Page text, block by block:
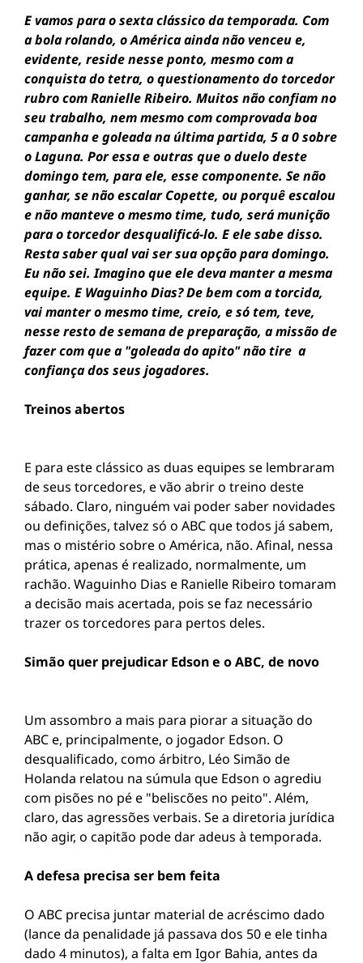
E vamos para o sexta clássico da temporada. Com
a bola rolando, o América ainda não venceu e,
evidente, reside nesse ponto, mesmo com a
conquista do tetra, o questionamento do torcedor
rubro com Ranielle Ribeiro. Muitos não confiam no
seu trabalho, nem mesmo com comprovada boa
campanha e goleada na última partida, 5 a 0 sobre
o Laguna. Por essa e outras que o duelo deste
domingo tem, para ele, esse componente. Se não
ganhar, se não escalar Copette, ou porquê escalou
e não manteve o mesmo time, tudo, será munição
para o torcedor desqualificá-lo. E ele sabe disso.
Resta saber qual vai ser sua opção para domingo.
Eu não sei. Imagino que ele deva manter a mesma
equipe. E Waguinho Dias? De bem com a torcida,
vai manter o mesmo time, creio, e só tem, teve,
nesse resto de semana de preparação, a missão de
fazer com que a "goleada do apito" não tire a
confiança dos seus jogadores.
Treinos abertos
E para este clássico as duas equipes se lembraram
de seus torcedores, e vão abrir o treino deste
sábado. Claro, ninguém vai poder saber novidades
ou definições, talvez só o ABC que todos já sabem,
mas o mistério sobre o América, não. Afinal, nessa
prática, apenas é realizado, normalmente, um
rachão. Waguinho Dias e Ranielle Ribeiro tomaram
a decisão mais acertada, pois se faz necessário
trazer os torcedores para pertos deles.
Simão quer prejudicar Edson e o ABC, de novo
Um assombro a mais para piorar a situação do
ABC e, principalmente, o jogador Edson. O
desqualificado, como árbitro, Léo Simão de
Holanda relatou na súmula que Edson o agrediu
com pisões no pé e "beliscões no peito". Além,
claro, das agressões verbais. Se a diretoria jurídica
não agir, o capitão pode dar adeus à temporada.
A defesa precisa ser bem feita
O ABC precisa juntar material de acréscimo dado
(lance da penalidade já passava dos 50 e ele tinha
dado 4 minutos), a falta em Igor Bahia, antes da